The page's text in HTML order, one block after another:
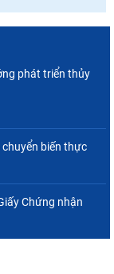
phát triển thủy
biến thực
Chứng nhận